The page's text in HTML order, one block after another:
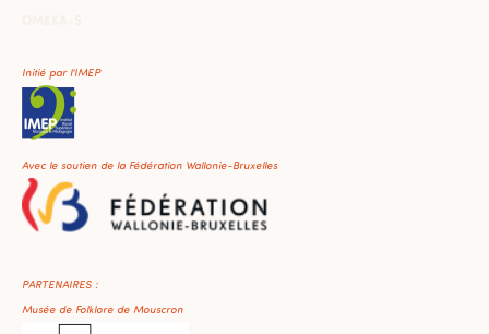
Initié par l'IMEP
Avec le soutien de la Fédération Wallonie-Bruxelles
PARTENAIRES :
Musée de Folklore de Mouscron